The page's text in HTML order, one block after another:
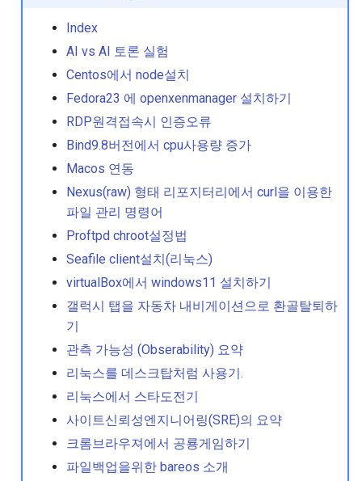
우분투 네트워크 설정하기
우분투 resolv.conf 파일 수
재부팅 없이 임시로 호스
임 변경
저널로그에서 의 반복적인
좀비 프로세스 종료 방법
특정버전의 rpm 패키지 설
Index
AI vs AI 토론 실험
Centos에서 node설치
Fedora23 에 openxenmanager 설치하기
RDP원격접속시 인증오류
Bind9.8버전에서 cpu사용량 증가
Macos 연동
Nexus(raw) 형태 리포지터리에서 curl을 이용한
파일 관리 명령어
Proftpd chroot설정법
Seafile client설치(리눅스)
virtualBox에서 windows11 설치하기
갤럭시 탭을 자동차 내비게이션으로 환골탈퇴하
기
관측 가능성 (Obserability) 요약
리눅스를 데스크탑처럼 사용기.
리눅스에서 스타도전기
사이트신뢰성엔지니어링(SRE)의 요약
크롬브라우져에서 공룡게임하기
파일백업을위한 bareos 소개